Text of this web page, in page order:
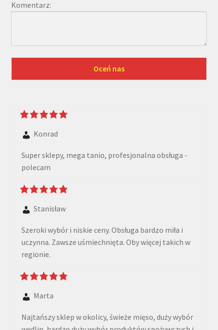
Komentarz:
Konrad
Super sklepy, mega tanio, profesjonalna obsługa -
polecam
Stanisław
Szeroki wybór i niskie ceny. Obsługa bardzo miła i
uczynna. Zawsze uśmiechnięta. Oby więcej takich w
regionie.
Marta
Najtańszy sklep w okolicy, świeże mięso, duży wybór